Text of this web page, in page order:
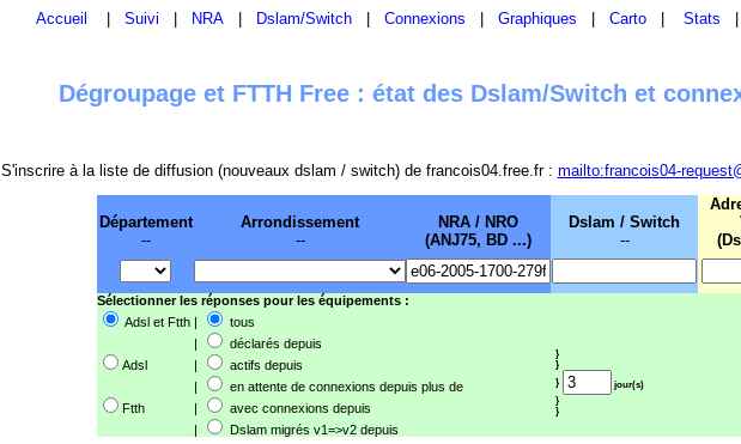
Accueil Suivi NRA Dslam/Switch Connexions Graphiques Carto Stats
Dégroupage et FTTH Free : état des Dslam/Switch et
S'inscrire à la liste de diffusion (nouveaux dslam / switch) de francois04.free.fr : mailto:francois04-
Département
--
Arrondissement
--
NRA / NRO
(ANJ75, BD ...)
Dslam / Switch
--
Sélectionner les réponses pour les équipements :
Adsl et Ftth |
tous
|
déclarés depuis
}
}
}
jour(s)
}
}
Adsl |
actifs depuis
|
en attente de connexions depuis plus de
Ftth
|
avec connexions depuis
|
Dslam migrés v1=>v2 depuis